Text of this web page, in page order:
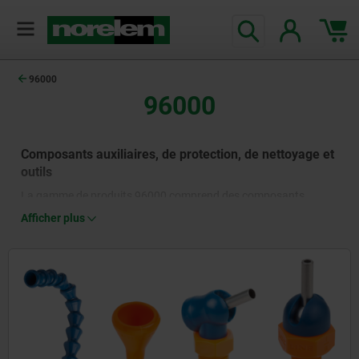
96000
96000
Composants auxiliaires, de protection, de nettoyage et
outils
auxiliaires, de protection et de nettoyage ainsi que des outils qui
sont fréquemment utilisés dans l'environnement de production.
pour réfrigérant lubrifiant qui, outre l'alimentation et le retour de
réfrigérant, conviennent également aux fonctions d'aspiration
ainsi qu'aux supports ou à la construction d'applications
„troisième main“. Pour l'identification et le marquage
temporaires de rayonnages de stockage, de conteneurs à claire-
voie, d'armoires métalliques, etc., la gamme norelem comprend
des étiquettes magnétiques et des pochettes magnétiques de
Afficher plus